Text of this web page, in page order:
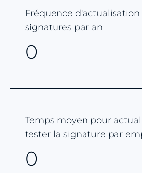
Fréquence d'actualisation
signatures par an
0
Temps moyen pour
tester la signature par
0